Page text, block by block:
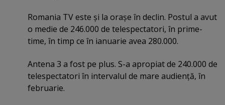
Romania TV este şi la oraşe în declin. Postul a avut
o medie de 246.000 de telespectatori, în prime-
time, în timp ce în ianuarie avea 280.000.
Antena 3 a fost pe plus. S-a apropiat de 240.000 de
telespectatori în intervalul de mare audienţă, în
februarie.